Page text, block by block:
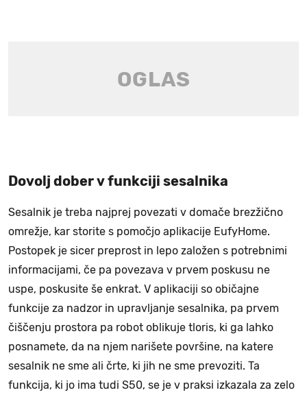
Dovolj dober v funkciji sesalnika
Sesalnik je treba najprej povezati v domače brezžično
omrežje, kar storite s pomočjo aplikacije EufyHome.
Postopek je sicer preprost in lepo založen s potrebnimi
informacijami, če pa povezava v prvem poskusu ne
uspe, poskusite še enkrat. V aplikaciji so običajne
funkcije za nadzor in upravljanje sesalnika, pa prvem
čiščenju prostora pa robot oblikuje tloris, ki ga lahko
posnamete, da na njem narišete površine, na katere
sesalnik ne sme ali črte, ki jih ne sme prevoziti. Ta
funkcija, ki jo ima tudi S50, se je v praksi izkazala za zelo